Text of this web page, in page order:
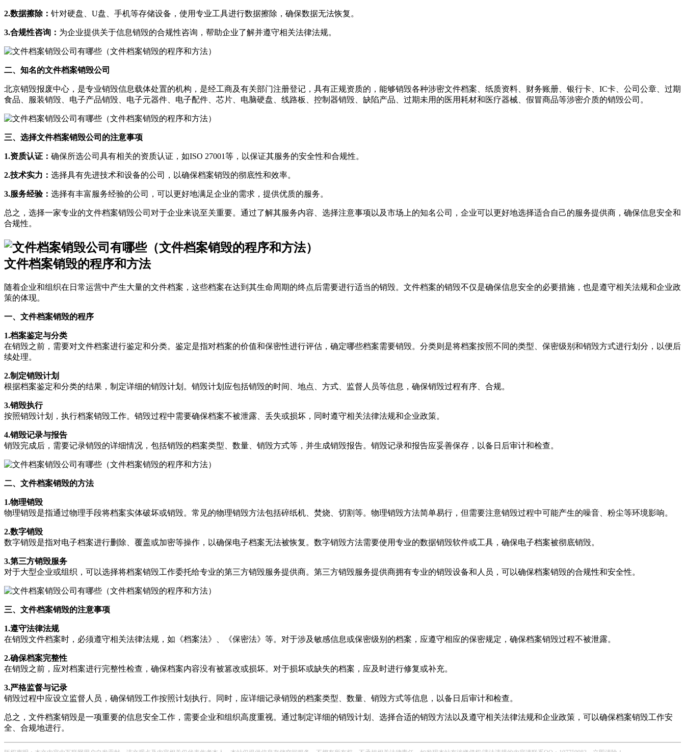
2.数据擦除： 针对硬盘、U盘、手机等存储设备，使用专业工具进行数据擦除，确保数据无法恢复。
3.合规性咨询： 为企业提供关于信息销毁的合规性咨询，帮助企业了解并遵守相关法律法规。
二、知名的文件档案销毁公司
北京销毁报废中心，是专业销毁信息载体处置的机构，是经工商及有关部门注册登记，具有正规资质的，能够销毁各种涉密文件档案、纸质资料、财务账册、银行卡、IC卡、公司公章、过期
食品、服装销毁、电子产品销毁、电子元器件、电子配件、芯片、电脑硬盘、线路板、控制器销毁、缺陷产品、过期未用的医用耗材和医疗器械、假冒商品等涉密介质的销毁公司。
三、选择文件档案销毁公司的注意事项
1.资质认证： 确保所选公司具有相关的资质认证，如ISO 27001等，以保证其服务的安全性和合规性。
2.技术实力： 选择具有先进技术和设备的公司，以确保档案销毁的彻底性和效率。
3.服务经验： 选择有丰富服务经验的公司，可以更好地满足企业的需求，提供优质的服务。
总之，选择一家专业的文件档案销毁公司对于企业来说至关重要。通过了解其服务内容、选择注意事项以及市场上的知名公司，企业可以更好地选择适合自己的服务提供商，确保信息安全和
合规性。
文件档案销毁的程序和方法
随着企业和组织在日常运营中产生大量的文件档案，这些档案在达到其生命周期的终点后需要进行适当的销毁。文件档案的销毁不仅是确保信息安全的必要措施，也是遵守相关法规和企业政
策的体现。
一、文件档案销毁的程序
1.档案鉴定与分类
在销毁之前，需要对文件档案进行鉴定和分类。鉴定是指对档案的价值和保密性进行评估，确定哪些档案需要销毁。分类则是将档案按照不同的类型、保密级别和销毁方式进行划分，以便后
续处理。
2.制定销毁计划
根据档案鉴定和分类的结果，制定详细的销毁计划。销毁计划应包括销毁的时间、地点、方式、监督人员等信息，确保销毁过程有序、合规。
3.销毁执行
按照销毁计划，执行档案销毁工作。销毁过程中需要确保档案不被泄露、丢失或损坏，同时遵守相关法律法规和企业政策。
4.销毁记录与报告
销毁完成后，需要记录销毁的详细情况，包括销毁的档案类型、数量、销毁方式等，并生成销毁报告。销毁记录和报告应妥善保存，以备日后审计和检查。
二、文件档案销毁的方法
1.物理销毁
物理销毁是指通过物理手段将档案实体破坏或销毁。常见的物理销毁方法包括碎纸机、焚烧、切割等。物理销毁方法简单易行，但需要注意销毁过程中可能产生的噪音、粉尘等环境影响。
2.数字销毁
数字销毁是指对电子档案进行删除、覆盖或加密等操作，以确保电子档案无法被恢复。数字销毁方法需要使用专业的数据销毁软件或工具，确保电子档案被彻底销毁。
3.第三方销毁服务
对于大型企业或组织，可以选择将档案销毁工作委托给专业的第三方销毁服务提供商。第三方销毁服务提供商拥有专业的销毁设备和人员，可以确保档案销毁的合规性和安全性。
三、文件档案销毁的注意事项
1.遵守法律法规
在销毁文件档案时，必须遵守相关法律法规，如《档案法》、《保密法》等。对于涉及敏感信息或保密级别的档案，应遵守相应的保密规定，确保档案销毁过程不被泄露。
2.确保档案完整性
在销毁之前，应对档案进行完整性检查，确保档案内容没有被篡改或损坏。对于损坏或缺失的档案，应及时进行修复或补充。
3.严格监督与记录
销毁过程中应设立监督人员，确保销毁工作按照计划执行。同时，应详细记录销毁的档案类型、数量、销毁方式等信息，以备日后审计和检查。
总之，文件档案销毁是一项重要的信息安全工作，需要企业和组织高度重视。通过制定详细的销毁计划、选择合适的销毁方法以及遵守相关法律法规和企业政策，可以确保档案销毁工作安
全、合规地进行。